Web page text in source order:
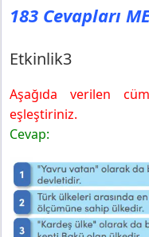
183 Cevapları
Etkinlik3
Aşağıda verilen
eşleştiriniz.
Cevap: